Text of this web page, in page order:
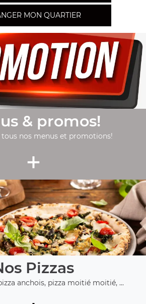
MON QUARTIER
& promos!
tous nos menus et promotions!
+
Pizzas
anchois, pizza moitié moitié, ...